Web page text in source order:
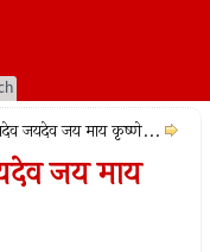
जयदेव जय माय कृष्णे...
जय माय